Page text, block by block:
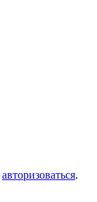
авторизоваться.